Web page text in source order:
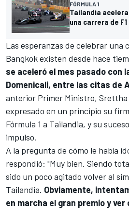
FÓRMULA 1
Tailandia
una carrera de F1
Las esperanzas de celebrar una
Bangkok existen desde hace
se aceleró el mes pasado con
Domenicali, entre las citas de
anterior Primer Ministro, Srettha
expresado en un principio su
Fórmula 1 a Tailandia, y su
impulso.
A la pregunta de cómo le había
respondió: "Muy bien. Siendo
sido un poco agitado volver al
Tailandia. Obviamente,
en marcha el gran premio y ver